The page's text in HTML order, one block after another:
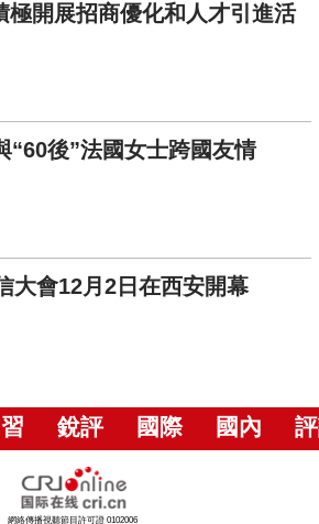
極開展招商優化和人才引進活
“60後”法國女士跨國友情
大會12月2日在西安開幕
銳評 國際 國內
網絡傳播視聽節目許可證 0102006